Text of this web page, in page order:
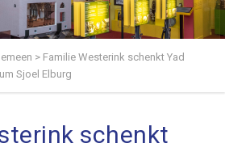
> Familie Westerink schenkt Yad
Sjoel Elburg
schenkt